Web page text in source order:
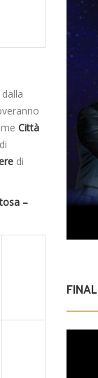
Città
di
di
–